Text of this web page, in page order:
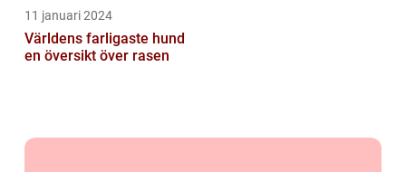
11 januari 2024
Världens farligaste hund
en översikt över rasen